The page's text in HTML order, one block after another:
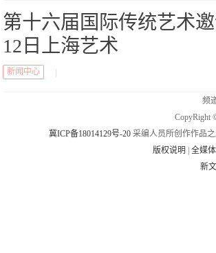
第十六届国际传统艺术
12日上海艺术
新闻中心
频
CopyRight
冀ICP备18014129号-20 采编人员所创作作品
版权说明
|全媒
新